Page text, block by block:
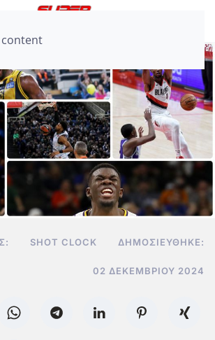
content
SHOT CLOCK ΔΗΜΟΣΙΕΎΘΗΚΕ:
02 ΔΕΚΕΜΒΡΊΟΥ 2024